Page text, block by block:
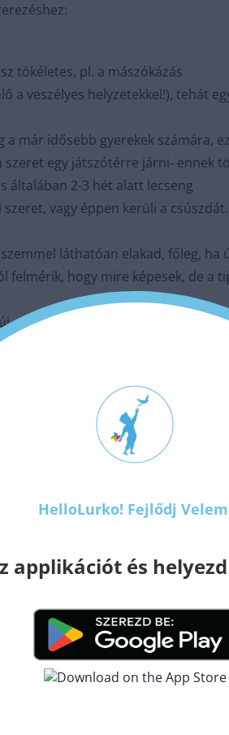
tökéletes, pl. a mászókázás
a veszélyes helyzetekkel!), tehát
már idősebb gyerekek számára,
egy játszótérre járni- ennek
általában 2-3 hét alatt lecseng
vagy éppen kerüli a
láthatóan elakad, főleg,
felmérik, hogy mire képesek, de
szabályokat, akár több
legyünk mellette, de ne
és nem mozognak. Ez is
lesz tapasztalás
de ezt ne erőszakosan tegyük,
mozgásra is (mászókázás)
képes megoldani
A szabad mozgás mellett a
HelloLurko! Fejlődj
applikációt és